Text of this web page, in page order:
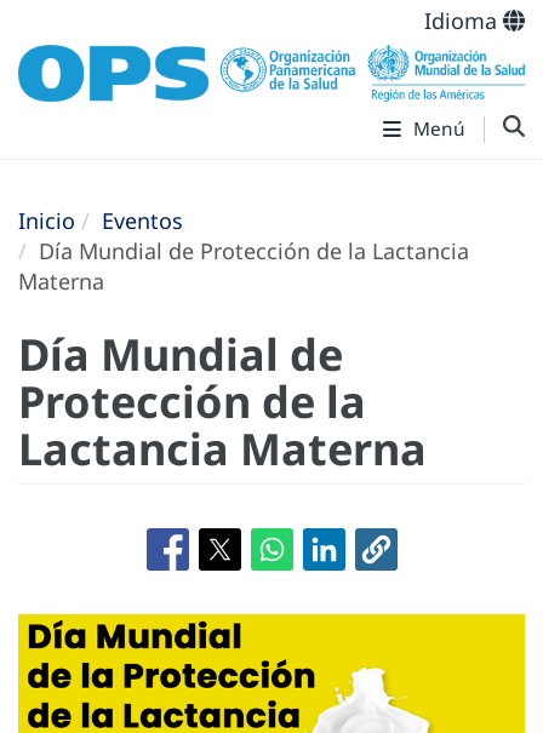
Idioma
Menú
Inicio
Eventos
Día Mundial de Protección de la Lactancia
Materna
Día Mundial de
Protección de la
Lactancia Materna